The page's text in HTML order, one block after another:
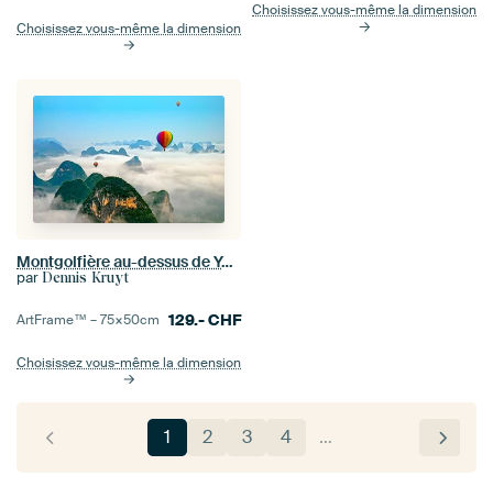
Choisissez vous-même la dimension
Choisissez vous-même la dimension
Montgolfière au-dessus de Yangshuo Chine
par Dennis Kruyt
ArtFrame™ –75×50cm 129.-CHF
Choisissez vous-même la dimension
1 2 3 4 …